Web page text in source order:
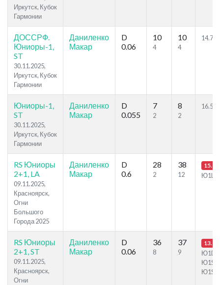
Иркутск, Кубок
Гармонии
ДОССРФ.
Юниоры-1,
ST
30.11.2025,
Иркутск, Кубок
Гармонии
Даниленко
Макар
D
0.06
10
4
10
4
14.77
Юниоры-1,
ST
30.11.2025,
Иркутск, Кубок
Гармонии
Даниленко
Макар
D
0.055
7
2
8
2
16.51
RS Юниоры
2+1, LA
09.11.2025,
Красноярск,
Огни
Большого
Города 2025
Даниленко
Макар
D
0.6
28
2
38
12
15.9
Ю1LA
RS Юниоры
2+1, ST
09.11.2025,
Красноярск,
Огни
Даниленко
Макар
D
0.06
36
8
37
9
13.9
Ю1ST,
Ю1ST